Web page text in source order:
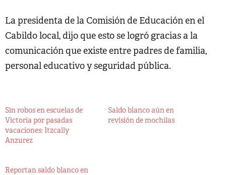
La presidenta de la Comisión de Educación en el
Cabildo local, dijo que esto se logró gracias a la
comunicación que existe entre padres de familia,
personal educativo y seguridad pública.
Sin robos en escuelas de
Victoria por pasadas
vacaciones: Itzcally
Anzurez
Saldo blanco aún en
revisión de mochilas
Reportan saldo blanco en